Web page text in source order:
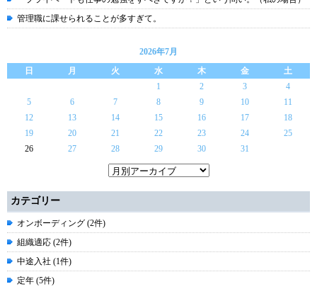
管理職に課せられることが多すぎて。
2026年7月
日
月 火 水 木 金
土
1
2 3
4
5
6 7 8 9 10
11
12
13 14 15 16 17
18
19
20 21 22 23 24
25
26
27 28 29 30 31
カテゴリー
オンボーディング (2件)
組織適応 (2件)
中途入社 (1件)
定年 (5件)